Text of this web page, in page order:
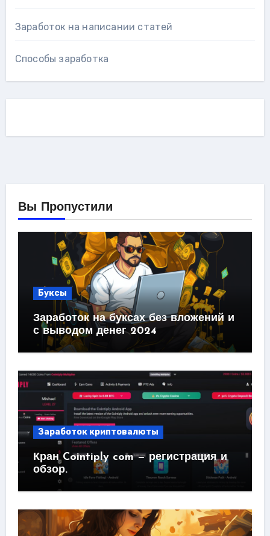
Заработок на написании статей
Способы заработка
Вы Пропустили
Буксы
Заработок на буксах без вложений и
с выводом денег 2024
Заработок криптовалюты
Кран Cointiply com — регистрация и
обзор.